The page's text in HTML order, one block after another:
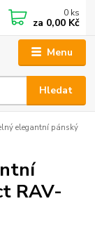
Menu
Hledat
0 ks
za 0,00 Kč
elegantní pánský
RAV-